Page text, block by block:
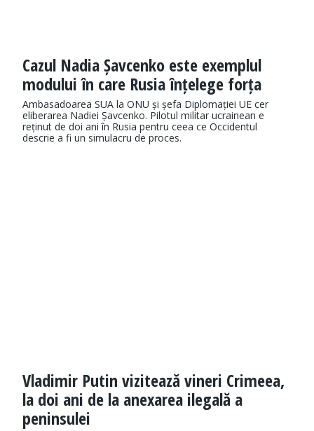
Cazul Nadia Șavcenko este exemplul
modului în care Rusia înțelege forța
Ambasadoarea SUA la ONU și șefa Diplomației UE cer
eliberarea Nadiei Șavcenko. Pilotul militar ucrainean e
reținut de doi ani în Rusia pentru ceea ce Occidentul
descrie a fi un simulacru de proces.
Vladimir Putin vizitează vineri Crimeea,
la doi ani de la anexarea ilegală a
peninsulei